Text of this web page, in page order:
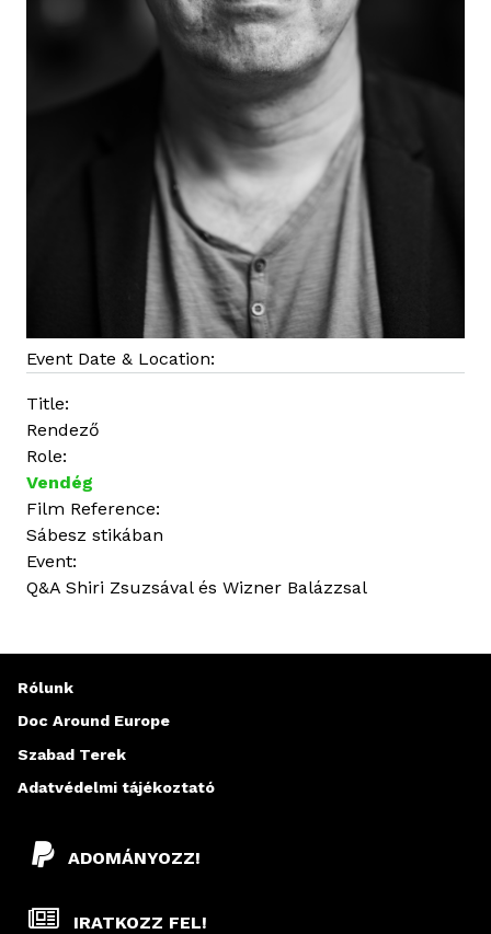
Event Date & Location:
Title:
Rendező
Role:
Vendég
Film Reference:
Sábesz stikában
Event:
Q&A Shiri Zsuzsával és Wizner Balázzsal
ADOMÁNYOZZ!
IRATKOZZ FEL!
Rólunk
Doc Around Europe
Szabad Terek
Adatvédelmi tájékoztató